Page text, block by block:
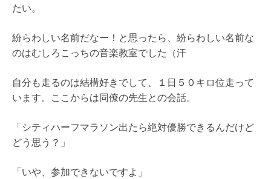
たい。
紛らわしい名前だなー！と思ったら、紛らわしい名前な
のはむしろこっちの音楽教室でした（汗
自分も走るのは結構好きでして、１日５０キロ位走って
います。ここからは同僚の先生との会話。
「シティハーフマラソン出たら絶対優勝できるんだけど
どう思う？」
「いや、参加できないですよ」